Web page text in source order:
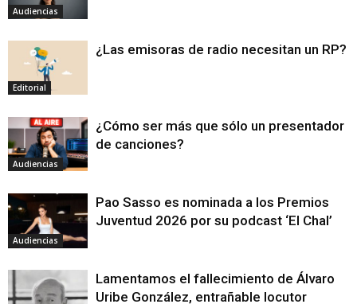
Audiencias
Editorial
¿Las emisoras de radio necesitan un RP?
Audiencias
¿Cómo ser más que sólo un presentador
de canciones?
Audiencias
Pao Sasso es nominada a los Premios
Juventud 2026 por su podcast ‘El Chal’
Lamentamos el fallecimiento de Álvaro
Uribe González, entrañable locutor